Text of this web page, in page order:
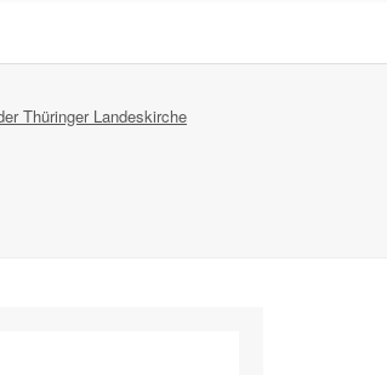
Thüringer Landeskirche